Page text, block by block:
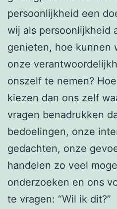
persoonlijkheid een
wij als persoonlijkheid
genieten, hoe kunnen
onze
onszelf te nemen?
kiezen dan ons zelf
vragen benadrukken
bedoelingen, onze
gedachten, onze
handelen zo veel
onderzoeken en ons
te vragen: “Wil ik dit?”